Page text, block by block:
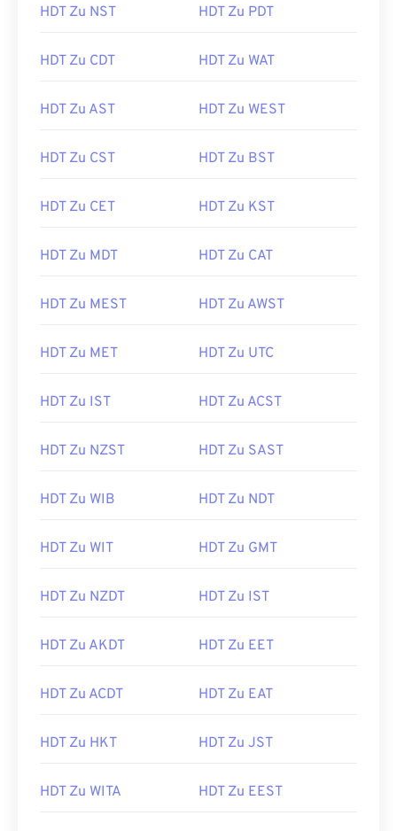
HDT Zu NST HDT Zu PDT
HDT Zu CDT HDT Zu WAT
HDT Zu AST HDT Zu WEST
HDT Zu CST HDT Zu BST
HDT Zu CET HDT Zu KST
HDT Zu MDT HDT Zu CAT
HDT Zu MEST HDT Zu AWST
HDT Zu MET HDT Zu UTC
HDT Zu IST HDT Zu ACST
HDT Zu NZST HDT Zu SAST
HDT Zu WIB HDT Zu NDT
HDT Zu WIT HDT Zu GMT
HDT Zu NZDT HDT Zu IST
HDT Zu AKDT HDT Zu EET
HDT Zu ACDT HDT Zu EAT
HDT Zu HKT HDT Zu JST
HDT Zu WITA HDT Zu EEST